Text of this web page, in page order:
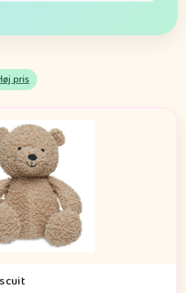
pris